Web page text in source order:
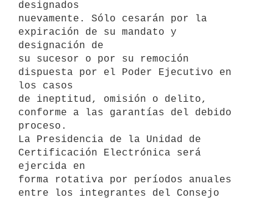
designados
nuevamente. Sólo cesarán por la
expiración de su mandato y
designación de
su sucesor o por su remoción
dispuesta por el Poder Ejecutivo en
los casos
de ineptitud, omisión o delito,
conforme a las garantías del debido
proceso.
La Presidencia de la Unidad de
Certificación Electrónica será
ejercida en
forma rotativa por períodos anuales
entre los integrantes del Consejo